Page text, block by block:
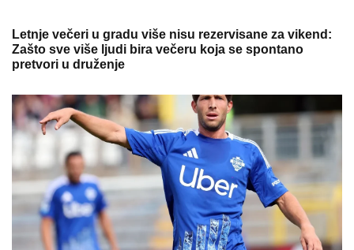
Letnje večeri u gradu više nisu rezervisane za vikend:
Zašto sve više ljudi bira večeru koja se spontano
pretvori u druženje